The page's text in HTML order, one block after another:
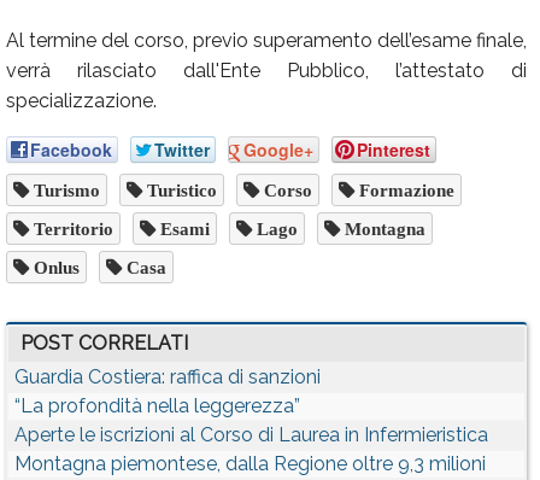
Al termine del corso, previo superamento dell’esame finale,
verrà rilasciato dall'Ente Pubblico, l’attestato di
specializzazione.
Facebook Twitter Google+ Pinterest
Turismo Turistico Corso Formazione
Territorio Esami Lago Montagna
Onlus Casa
POST CORRELATI
Guardia Costiera: raffica di sanzioni
“La profondità nella leggerezza”
Aperte le iscrizioni al Corso di Laurea in Infermieristica
Montagna piemontese, dalla Regione oltre 9,3 milioni